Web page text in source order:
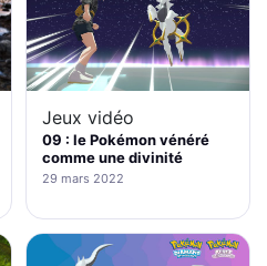
Jeux vidéo
09 : le Pokémon vénéré
comme une divinité
29 mars 2022